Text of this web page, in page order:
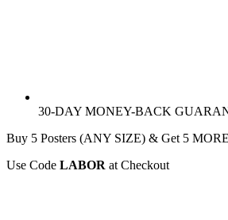
30-DAY MONEY-BACK
Buy 5 Posters (ANY SIZE) & Get 5
Use Code LABOR at Checkout